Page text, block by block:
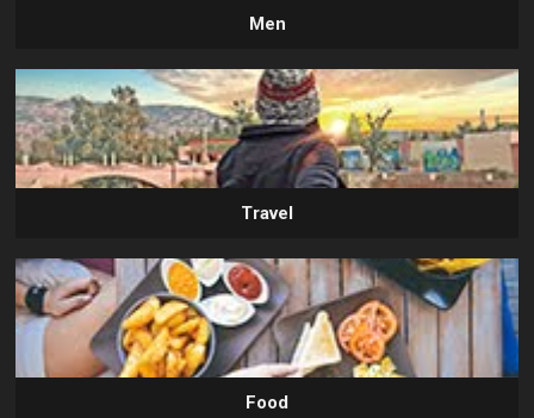
Men
Travel
Food